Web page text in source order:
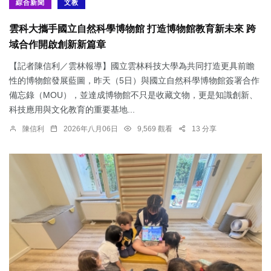
綜合新聞 文教
雲科大攜手國立自然科學博物館 打造博物館教育新未來 跨
域合作開啟創新新篇章
【記者陳信利／雲林報導】國立雲林科技大學為共同打造更具前瞻
性的博物館發展藍圖，昨天（5日）與國立自然科學博物館簽署合作
備忘錄（MOU），並達成博物館不只是收藏文物，更是知識創新、
科技應用與文化教育的重要基地...
陳信利 2026年八月06日 9,569 觀看 13 分享